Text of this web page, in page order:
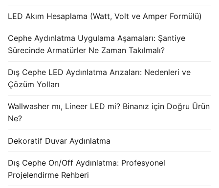
LED Akım Hesaplama (Watt, Volt ve Amper Formülü)
Cephe Aydınlatma Uygulama Aşamaları: Şantiye
Sürecinde Armatürler Ne Zaman Takılmalı?
Dış Cephe LED Aydınlatma Arızaları: Nedenleri ve
Çözüm Yolları
Wallwasher mı, Lineer LED mi? Binanız için Doğru Ürün
Ne?
Dekoratif Duvar Aydınlatma
Dış Cephe On/Off Aydınlatma: Profesyonel
Projelendirme Rehberi